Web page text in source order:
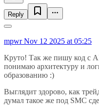
Reply
mpwrNov 12 2025 at 05:25
Круто! Так же пишу код с
понимаю архитектуру и
образованию :)
Выглядит здорово, как
думал такое же под SMC